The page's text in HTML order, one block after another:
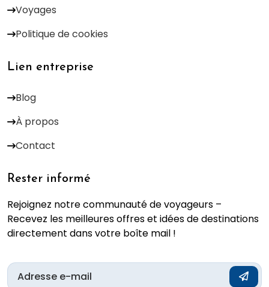
Voyages
Politique de cookies
Lien entreprise
Blog
À propos
Contact
Rester informé
Rejoignez notre communauté de voyageurs –
Recevez les meilleures offres et idées de destinations
directement dans votre boîte mail !